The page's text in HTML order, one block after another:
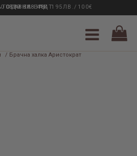
ГОДИНИ ОПИТНАД 195ЛВ./100€
0889 888 484
/ Брачна халка Аристократ